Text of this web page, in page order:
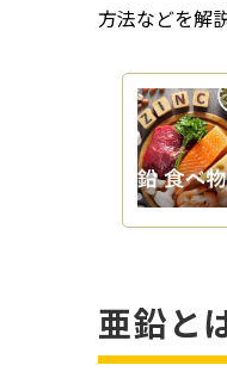
方法などを解
亜鉛と